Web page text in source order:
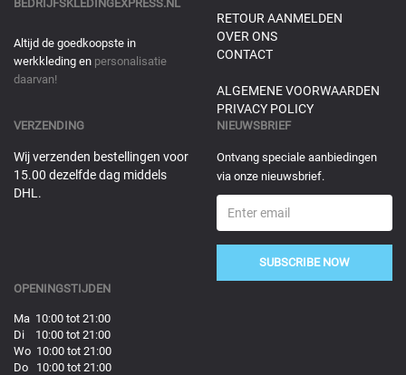
BEDRIJFSKLEDINGEXPRESS.NL
Altijd de goedkoopste in
werkkleding en personalisatie
daarvan!
RETOUR AANMELDEN
OVER ONS
CONTACT
ALGEMENE VOORWAARDEN
PRIVACY POLICY
VERZENDING
Wij verzenden bestellingen voor
15.00 dezelfde dag middels
DHL.
NIEUWSBRIEF
Ontvang speciale aanbiedingen
via onze nieuwsbrief.
SUBSCRIBE NOW
OPENINGSTIJDEN
Ma 10:00 tot 21:00
Di 10:00 tot 21:00
Wo 10:00 tot 21:00
Do 10:00 tot 21:00